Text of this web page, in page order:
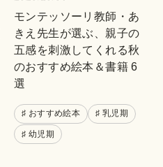
モンテッソーリ教師・あ
きえ先生が選ぶ、親子の
五感を刺激してくれる秋
のおすすめ絵本＆書籍 6
選
♯ おすすめ絵本 ♯ 乳児期
♯ 幼児期